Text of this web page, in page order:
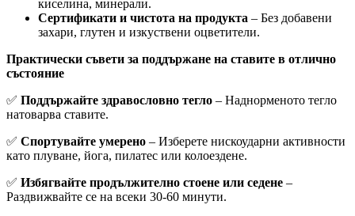
киселина, минерали.
Сертификати и чистота на продукта – Без добавени
захари, глутен и изкуствени оцветители.
Практически съвети за поддържане на ставите в отлично
състояние
✅ Поддържайте здравословно тегло – Наднорменото тегло
натоварва ставите.
✅ Спортувайте умерено – Изберете нискоударни активности
като плуване, йога, пилатес или колоездене.
✅ Избягвайте продължително стоене или седене –
Раздвижвайте се на всеки 30-60 минути.